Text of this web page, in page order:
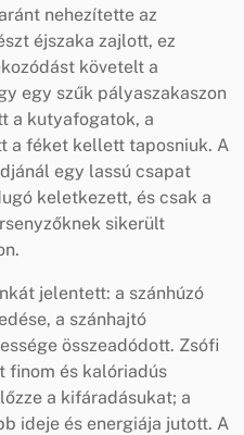
nehezítette az
éjszaka zajlott, ez
követelt a
egy szűk pályaszakaszon
a kutyafogatok, a
a féket kellett taposniuk. A
egy lassú csapat
keletkezett, és csak a
sikerült
jelentett: a szánhúzó
a szánhajtó
összeadódott. Zsófi
finom és kalóriadús
a kifáradásukat; a
ideje és energiája jutott. A